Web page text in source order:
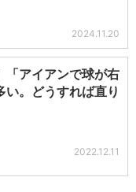
2024.11.20
「アイアンで球が右
い。どうすれば直り
2022.12.11